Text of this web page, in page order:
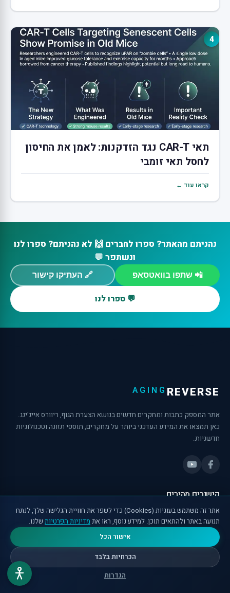
4
תאי CAR-T נגד הזדקנות: לאמן את החיסון
לחסל תאי זומבי
קראו עוד ←
נהניתם מהאתר? ספרו לחברים 🙌 לא נהניתם? ספרו לנו
ונשתפר 💬
📲 שתפו בוואטסאפ 🔗 העתיקו קישור
💬 ספרו לנו
REVERSE
AGING
אתר המספק כתבות ומחקרים חדשים בנושא הצערת הגוף, ריוורס אייג'ינג.
כאן תמצאו את המידע העדכני ביותר על מחקרים, תוספי תזונה וטכנולוגיות
חדשניות.
קישורים מהירים
בית
מאמרים
⏳ מחשבון גיל ביולוגי
🧬 פרוטוקול אישי
אתר זה משתמש בעוגיות (Cookies) כדי לשפר את חוויית הגלישה שלך, לנתח
תנועה באתר ולהתאים תוכן. למידע נוסף, ראו אתמדיניות הפרטיות שלנו.
אישור הכל
הכרחיות בלבד
הגדרות